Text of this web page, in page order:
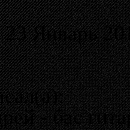
23 Январь
- бас